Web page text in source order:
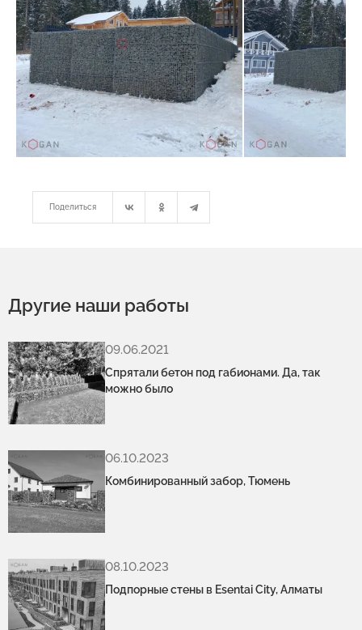
Поделиться
Другие наши работы
09.06.2021
Спрятали бетон под габионами. Да, так
можно было
06.10.2023
Комбинированный забор, Тюмень
08.10.2023
Подпорные стены в Esentai City, Алматы